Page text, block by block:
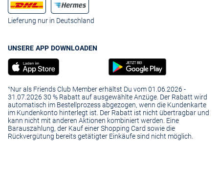
Lieferung nur in Deutschland
UNSERE APP DOWNLOADEN
¹Nur als Friends Club Member erhältst Du vom 01.06.2026 -
31.07.2026 30 % Rabatt auf ausgewählte Anzüge. Der Rabatt wird
automatisch im Bestellprozess abgezogen, wenn die Kundenkarte
im Kundenkonto hinterlegt ist. Der Rabatt ist nicht übertragbar und
kann nicht mit anderen Aktionen kombiniert werden. Eine
Barauszahlung, der Kauf einer Shopping Card sowie die
Rückvergütung bereits getätigter Einkäufe sind nicht möglich.